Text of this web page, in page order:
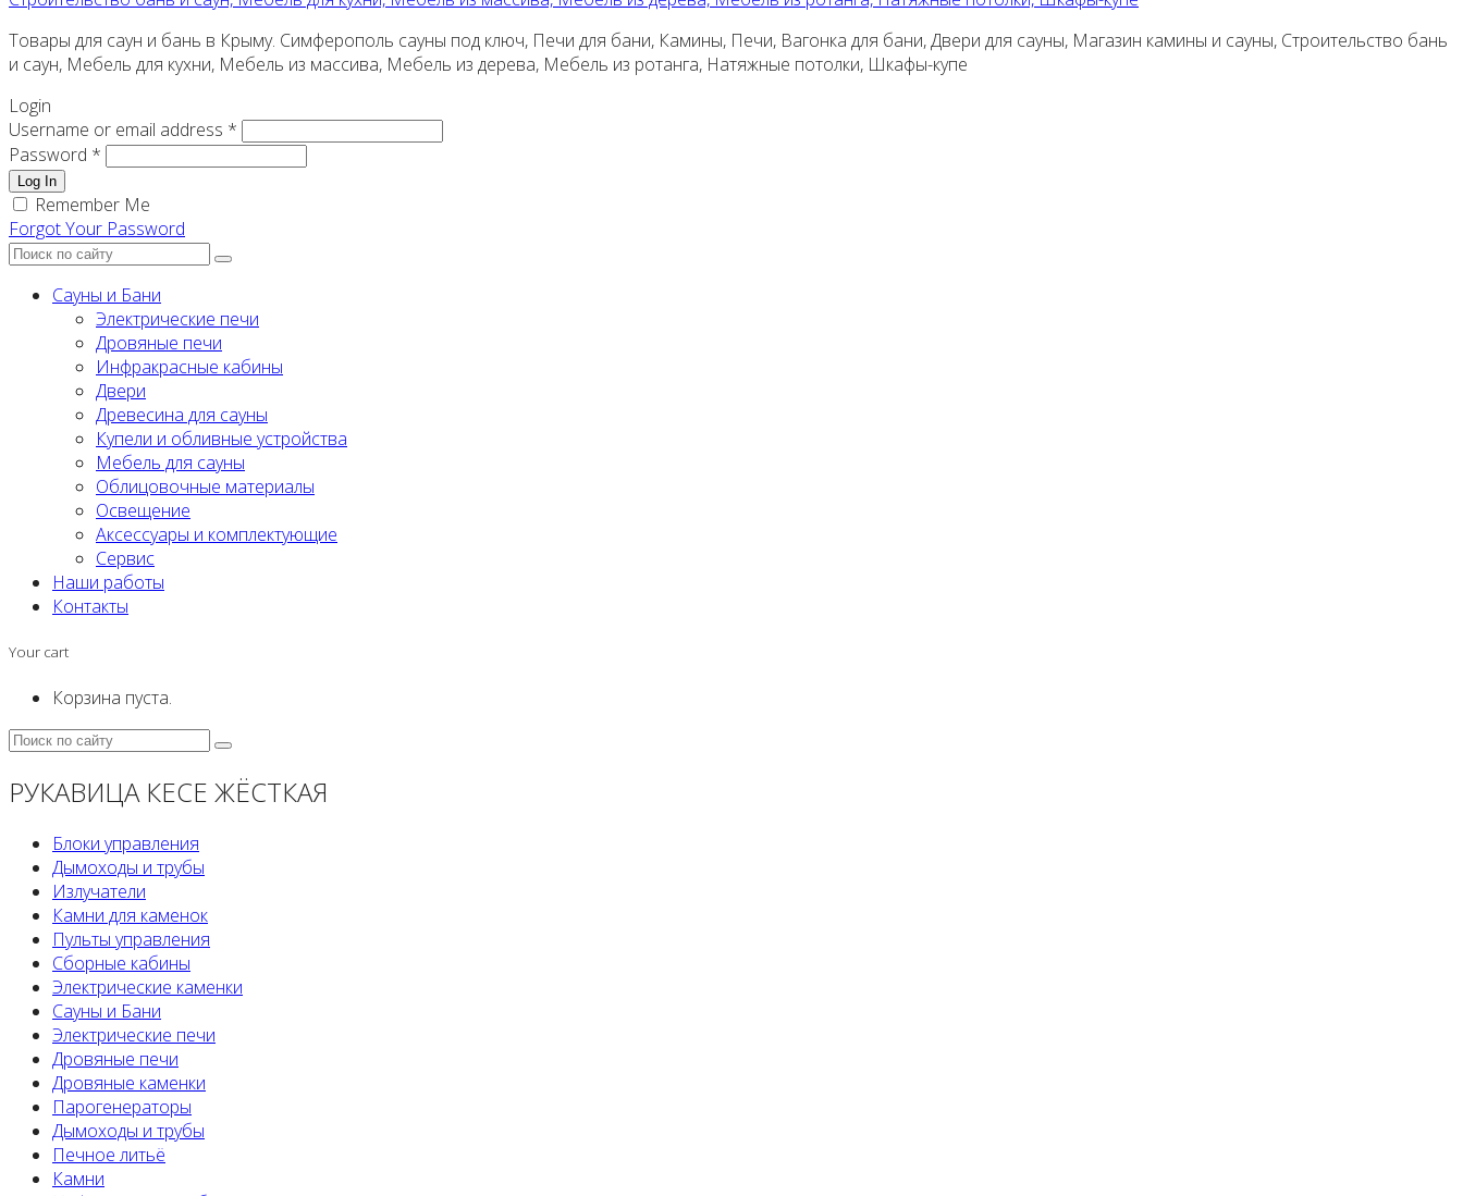
Товары для саун и бань в Крыму. Симферополь сауны под ключ, Печи для бани, Камины, Печи, Вагонка для бани, Двери для сауны, Магазин камины и сауны, Строительство бань
и саун, Мебель для кухни, Мебель из массива, Мебель из дерева, Мебель из ротанга, Натяжные потолки, Шкафы-купе
Login
Username or email address *
Password *
Log In
Remember Me
Forgot Your Password
Сауны и Бани
Электрические печи
Дровяные печи
Инфракрасные кабины
Двери
Древесина для сауны
Купели и обливные устройства
Мебель для сауны
Облицовочные материалы
Освещение
Аксессуары и комплектующие
Сервис
Наши работы
Контакты
Your cart
Корзина пуста.
РУКАВИЦА КЕСЕ ЖЁСТКАЯ
Блоки управления
Дымоходы и трубы
Излучатели
Камни для каменок
Пульты управления
Сборные кабины
Электрические каменки
Сауны и Бани
Электрические печи
Дровяные печи
Дровяные каменки
Парогенераторы
Дымоходы и трубы
Печное литьё
Камни